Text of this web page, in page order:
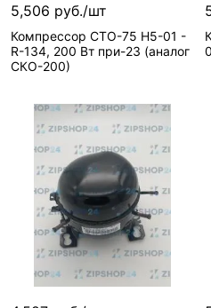
5,506 руб./шт
Компрессор СТО-75 Н5-01 -
R-134, 200 Вт при-23 (аналог
СКО-200)
В корзину
1 шт
Вид запчасти—
Компрессор
Артикул—
СТО75H5-